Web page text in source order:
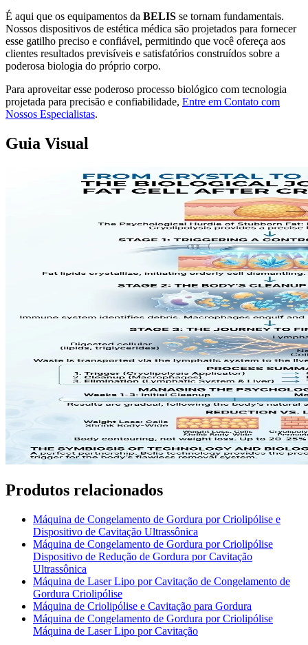
É aqui que os equipamentos da BELIS se tornam fundamentais.
Nossos dispositivos de estética médica são projetados para fornecer
esse gatilho preciso e confiável, permitindo que você ofereça aos
clientes resultados previsíveis e satisfatórios construídos sobre a
poderosa biologia do próprio corpo.
Para aproveitar esse poderoso processo biológico com tecnologia
projetada para precisão e confiabilidade, Entre em Contato com
Nossos Especialistas.
Guia Visual
Produtos relacionados
Máquina de Congelamento de Gordura por Criolipólise e
Dispositivo de Cavitação Ultrassônica
Máquina de Congelamento de Gordura por Criolipólise
Dispositivo de Redução de Gordura por Cavitação
Ultrassônica
Máquina de Laser Lipo por Cavitação de Congelamento de
Gordura Criolipólise
Máquina de Criolipólise e Cavitação para Gordura
Máquina de Congelamento de Gordura por Criolipólise
Máquina de Laser Lipo por Cavitação